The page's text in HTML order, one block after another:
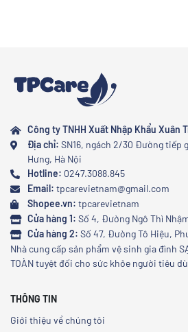
Công ty TNHH Xuất Nhập Khẩu Xuân
Địa chỉ: SN16, ngách 2/30 Đường tiếp
Hưng, Hà Nội
Hotline: 0247.3088.845
Email: tpcarevietnam@gmail.com
Shopee.vn: tpcarevietnam
Cửa hàng 1: Số 4, Đường Ngô Thì
Cửa hàng 2: Số 47, Đường Tô Hiệu,
Nhà cung cấp sản phẩm vệ sinh gia đình
TOÀN tuyệt đối cho sức khỏe người tiêu
THÔNG TIN
Giới thiệu về chúng tôi